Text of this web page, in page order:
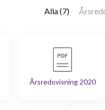
Alla (7)
Årsredovisning 2020